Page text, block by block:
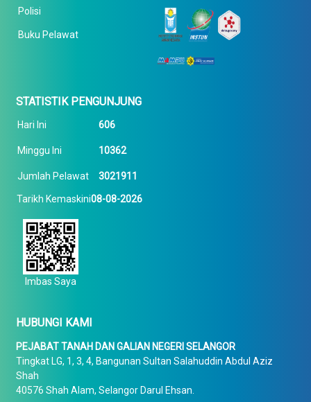
Polisi
Buku Pelawat
STATISTIK PENGUNJUNG
Hari Ini 606
Minggu Ini 10362
Jumlah Pelawat 3021911
Tarikh Kemaskini08-08-2026
Imbas Saya
HUBUNGI KAMI
PEJABAT TANAH DAN GALIAN NEGERI SELANGOR
Tingkat LG, 1, 3, 4, Bangunan Sultan Salahuddin Abdul Aziz
Shah
40576 Shah Alam, Selangor Darul Ehsan.